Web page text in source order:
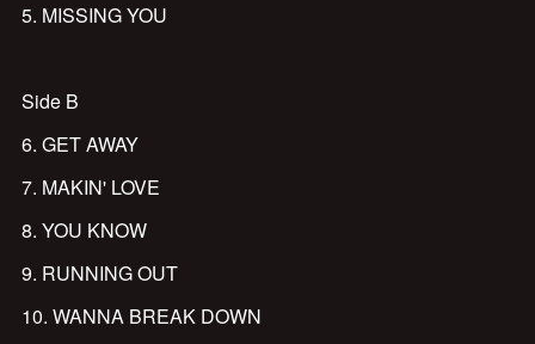
5. MISSING YOU
Side B
6. GET AWAY
7. MAKIN' LOVE
8. YOU KNOW
9. RUNNING OUT
10. WANNA BREAK DOWN